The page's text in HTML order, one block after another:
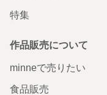
特集
作品販売について
minneで売りたい
食品販売